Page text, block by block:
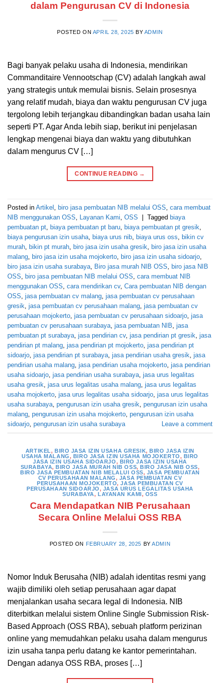
dalam Pengurusan CV di Indonesia
POSTED ON APRIL 28, 2025 BY ADMIN
Bagi banyak pelaku usaha di Indonesia, mendirikan
Commanditaire Vennootschap (CV) adalah langkah awal
yang strategis untuk memulai bisnis. Selain prosesnya
yang relatif mudah, biaya dan waktu pengurusan CV juga
tergolong lebih terjangkau dibandingkan badan usaha lain
seperti PT. Agar Anda lebih siap, berikut ini penjelasan
lengkap mengenai biaya dan waktu yang dibutuhkan
dalam mengurus CV […]
CONTINUE READING →
Posted in Artikel biro jasa pembuatan NIB melalui OSS cara membuat
NIB menggunakan OSS
Layanan Kami OSS | Tagged biaya
pembuatan pt biaya pembuatan pt baru biaya pembuatan pt gresik
biaya pengurusan izin usaha biaya urus nib biaya urus oss bikin cv
murah bikin pt murah biro jasa izin usaha gresik biro jasa izin usaha
malang biro jasa izin usaha mojokerto biro jasa izin usaha sidoarjo
biro jasa izin usaha surabaya Biro jasa murah NIB OSS biro jasa NIB
OSS biro jasa pembuatan NIB melalui OSS cara membuat NIB
menggunakan OSS cara mendirikan cv, Cara pembuatan NIB dengan
OSS jasa pembuatan cv malang jasa pembuatan cv perusahaan
gresik jasa pembuatan cv perusahaan malang jasa pembuatan cv
perusahaan mojokerto jasa pembuatan cv perusahaan sidoarjo jasa
pembuatan cv perusahaan surabaya jasa pembuatan NIB jasa
pembuatan pt surabaya jasa pendirian cv, jasa pendirian pt gresik jasa
pendirian pt malang jasa pendirian pt mojokerto jasa pendirian pt
sidoarjo jasa pendirian pt surabaya jasa pendirian usaha gresik jasa
pendirian usaha malang jasa pendirian usaha mojokerto jasa pendirian
usaha sidoarjo jasa pendirian usaha surabaya jasa urus legalitas
usaha gresik jasa urus legalitas usaha malang jasa urus legalitas
usaha mojokerto jasa urus legalitas usaha sidoarjo jasa urus legalitas
usaha surabaya pengurusan izin usaha gresik pengurusan izin usaha
malang pengurusan izin usaha mojokerto pengurusan izin usaha
sidoarjo pengurusan izin usaha surabaya Leave a comment
ARTIKEL, BIRO JASA IZIN USAHA GRESIK, BIRO JASA IZIN
USAHA MALANG, BIRO JASA IZIN USAHA MOJOKERTO, BIRO
JASA IZIN USAHA SIDOARJO, BIRO JASA IZIN USAHA
SURABAYA, BIRO JASA MURAH NIB OSS, BIRO JASA NIB OSS,
BIRO JASA PEMBUATAN NIB MELALUI OSS, JASA PEMBUATAN
CV PERUSAHAAN MALANG, JASA PEMBUATAN CV
PERUSAHAAN MOJOKERTO,JASA PEMBUATAN CV
PERUSAHAAN SIDOARJO, JASA URUS LEGALITAS USAHA
SURABAYA, LAYANAN KAMI , OSS
Cara Mendapatkan NIB Perusahaan
Secara Online Melalui OSS RBA
POSTED ON FEBRUARY 28, 2025 BYADMIN
Nomor Induk Berusaha (NIB) adalah identitas resmi yang
wajib dimiliki oleh setiap perusahaan agar dapat
menjalankan usaha secara legal di Indonesia. NIB
diterbitkan melalui sistem Online Single Submission Risk-
Based Approach (OSS RBA), sebuah platform perizinan
online yang memudahkan pelaku usaha dalam mengurus
izin usaha tanpa perlu datang ke kantor pemerintahan.
Dengan adanya OSS RBA, proses […]